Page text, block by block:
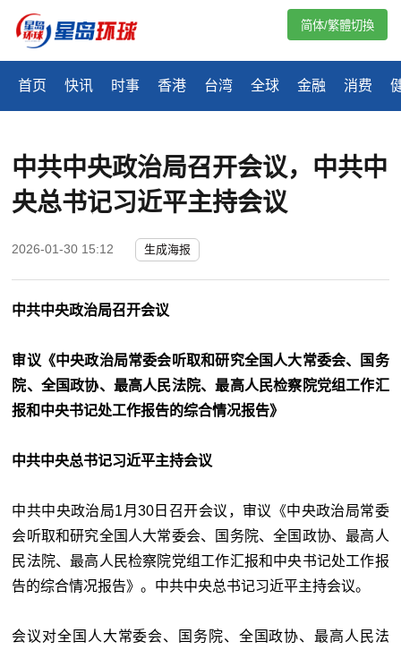
首页 快讯 时事 香港 台湾 全球 金融 消费
简体/繁體切換
中共中央政治局召开会议，中共中
央总书记习近平主持会议
2026-01-30 15:12 生成海报
中共中央政治局召开会议
审议《中央政治局常委会听取和研究全国人大常委会、国务
院、全国政协、最高人民法院、最高人民检察院党组工作汇
报和中央书记处工作报告的综合情况报告》
中共中央总书记习近平主持会议
中共中央政治局1月30日召开会议，审议《中央政治局常委
会听取和研究全国人大常委会、国务院、全国政协、最高人
民法院、最高人民检察院党组工作汇报和中央书记处工作报
告的综合情况报告》。中共中央总书记习近平主持会议。
会议对全国人大常委会、国务院、全国政协、最高人民法